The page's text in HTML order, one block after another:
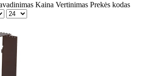
Kaina Vertinimas Prekės kodas